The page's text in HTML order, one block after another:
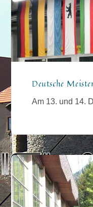
Deutsche
Am 13. und 14.